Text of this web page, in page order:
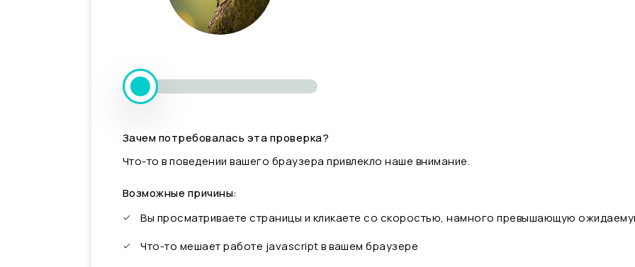
Зачем потребовалась эта проверка?
Что-то в поведении вашего браузера привлекло наше внимание.
Возможные причины:
Вы просматриваете страницы и кликаете со скоростью, намного превышающую
Что-то мешает работе javascript в вашем браузере